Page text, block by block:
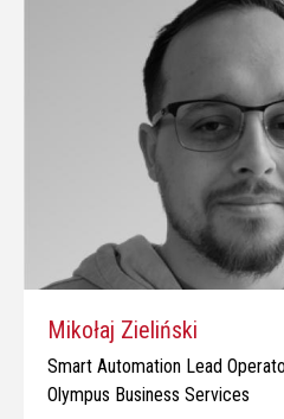
Mikołaj Zieliński
Smart Automation Lead
Olympus Business Services